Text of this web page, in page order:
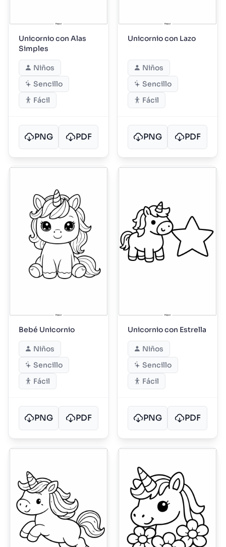
Unicornio con Alas
Simples
Niños
Sencillo
Fácil
PNG PDF
Unicornio con Lazo
Niños
Sencillo
Fácil
PNG PDF
Bebé Unicornio
Niños
Sencillo
Fácil
PNG PDF
Unicornio con Estrella
Niños
Sencillo
Fácil
PNG PDF